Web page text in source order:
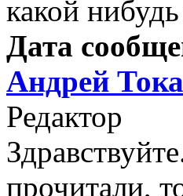
какой
Дата
Андрей
Редактор
прочитали,